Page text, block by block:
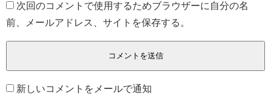
次回のコメントで使用するためブラウザーに自分の名
前、メールアドレス、サイトを保存する。
新しいコメントをメールで通知